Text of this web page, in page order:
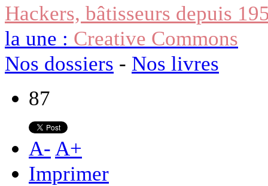
Hackers, bâtisseurs depuis
la une : Creative Commons
Nos dossiers - Nos livres
87
A- A+
Imprimer